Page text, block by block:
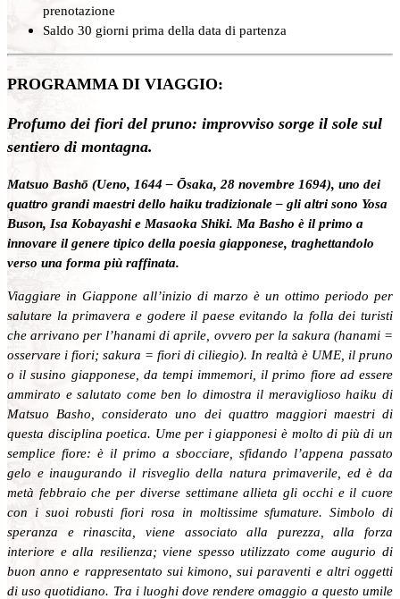
prenotazione
Saldo 30 giorni prima della data di partenza
PROGRAMMA DI VIAGGIO:
Profumo dei fiori del pruno: improvviso sorge il sole sul
sentiero di montagna.
Matsuo Bashō (Ueno, 1644 – Ōsaka, 28 novembre 1694), uno dei
quattro grandi maestri dello haiku tradizionale – gli altri sono Yosa
Buson, Isa Kobayashi e Masaoka Shiki. Ma Basho è il primo a
innovare il genere tipico della poesia giapponese, traghettandolo
verso una forma più raffinata.
Viaggiare in Giappone all’inizio di marzo è un ottimo periodo per
salutare la primavera e godere il paese evitando la folla dei turisti
che arrivano per l’hanami di aprile, ovvero per la sakura (hanami =
osservare i fiori; sakura = fiori di ciliegio). In realtà è UME, il pruno
o il susino giapponese, da tempi immemori, il primo fiore ad essere
ammirato e salutato come ben lo dimostra il meraviglioso haiku di
Matsuo Basho, considerato uno dei quattro maggiori maestri di
questa disciplina poetica. Ume per i giapponesi è molto di più di un
semplice fiore: è il primo a sbocciare, sfidando l’appena passato
gelo e inaugurando il risveglio della natura primaverile, ed è da
metà febbraio che per diverse settimane allieta gli occhi e il cuore
con i suoi robusti fiori rosa in moltissime sfumature. Simbolo di
speranza e rinascita, viene associato alla purezza, alla forza
interiore e alla resilienza; viene spesso utilizzato come augurio di
buon anno e rappresentato sui kimono, sui paraventi e altri oggetti
di uso quotidiano. Tra i luoghi dove rendere omaggio a questo umile